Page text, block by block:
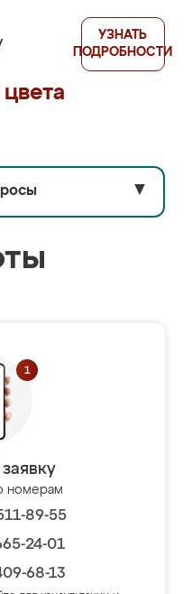
УЗНАТЬ
ПОДРОБНОСТИ
▼
номерам
89-55
24-01
68-13